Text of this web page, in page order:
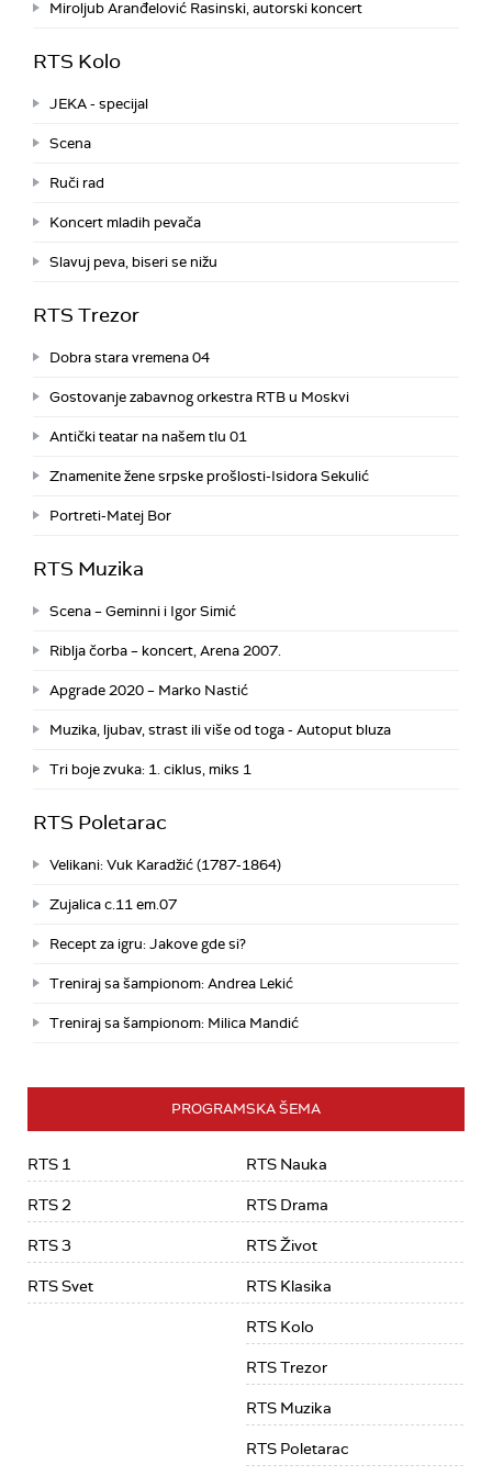
Miroljub Aranđelović Rasinski, autorski koncert
RTS Kolo
JEKA - specijal
Scena
Ruči rad
Koncert mladih pevača
Slavuj peva, biseri se nižu
RTS Trezor
Dobra stara vremena 04
Gostovanje zabavnog orkestra RTB u Moskvi
Antički teatar na našem tlu 01
Znamenite žene srpske prošlosti-Isidora Sekulić
Portreti-Matej Bor
RTS Muzika
Scena – Geminni i Igor Simić
Riblja čorba – koncert, Arena 2007.
Apgrade 2020 – Marko Nastić
Muzika, ljubav, strast ili više od toga - Autoput bluza
Tri boje zvuka: 1. ciklus, miks 1
RTS Poletarac
Velikani: Vuk Karadžić (1787-1864)
Zujalica c.11 em.07
Recept za igru: Jakove gde si?
Treniraj sa šampionom: Andrea Lekić
Treniraj sa šampionom: Milica Mandić
PROGRAMSKA ŠEMA
RTS 1
RTS 2
RTS 3
RTS Svet
RTS Nauka
RTS Drama
RTS Život
RTS Klasika
RTS Kolo
RTS Trezor
RTS Muzika
RTS Poletarac